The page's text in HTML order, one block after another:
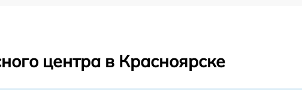
центра в Красноярске